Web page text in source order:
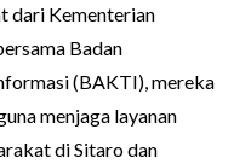
dari Kementerian
Badan
(BAKTI), mereka
menjaga layanan
di Sitaro dan